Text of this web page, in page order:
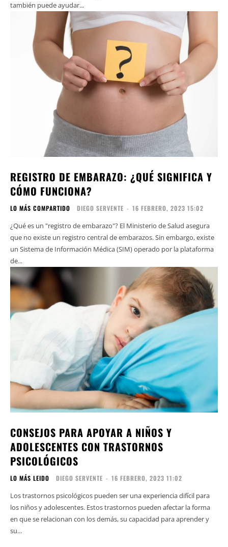
también puede ayudar...
REGISTRO DE EMBARAZO: ¿QUÉ SIGNIFICA Y
CÓMO FUNCIONA?
LO MÁS COMPARTIDO DIEGO SERVENTE - 16 FEBRERO, 2023 15:02
¿Qué es un "registro de embarazo"? El Ministerio de Salud asegura
que no existe un registro central de embarazos. Sin embargo, existe
un Sistema de Información Médica (SIM) operado por la plataforma
de...
CONSEJOS PARA APOYAR A NIÑOS Y
ADOLESCENTES CON TRASTORNOS
PSICOLÓGICOS
LO MÁS LEIDO DIEGO SERVENTE - 16 FEBRERO, 2023 11:02
Los trastornos psicológicos pueden ser una experiencia difícil para
los niños y adolescentes. Estos trastornos pueden afectar la forma
en que se relacionan con los demás, su capacidad para aprender y
su...